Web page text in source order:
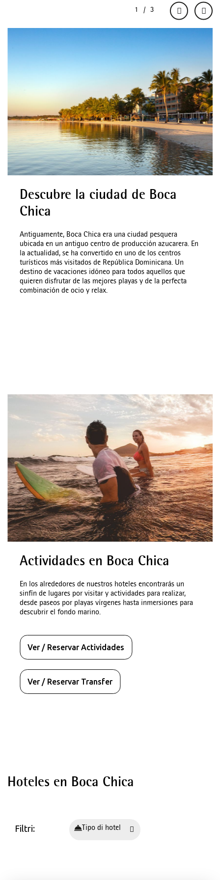
Descubre la ciudad de Boca
Chica
Antiguamente, Boca Chica era una ciudad pesquera
ubicada en un antiguo centro de producción azucarera. En
la actualidad, se ha convertido en uno de los centros
turísticos más visitados de República Dominicana. Un
destino de vacaciones idóneo para todos aquellos que
quieren disfrutar de las mejores playas y de la perfecta
combinación de ocio y relax.
Actividades en Boca Chica
En los alrededores de nuestros hoteles encontrarás un
sinfín de lugares por visitar y actividades para realizar,
desde paseos por playas vírgenes hasta inmersiones para
descubrir el fondo marino.
Ver / Reservar Actividades
Ver / Reservar Transfer
Hoteles en Boca Chica
Filtri: Tipo di hotel
Hotel in Spagna - Maiorca
Santa Ponça